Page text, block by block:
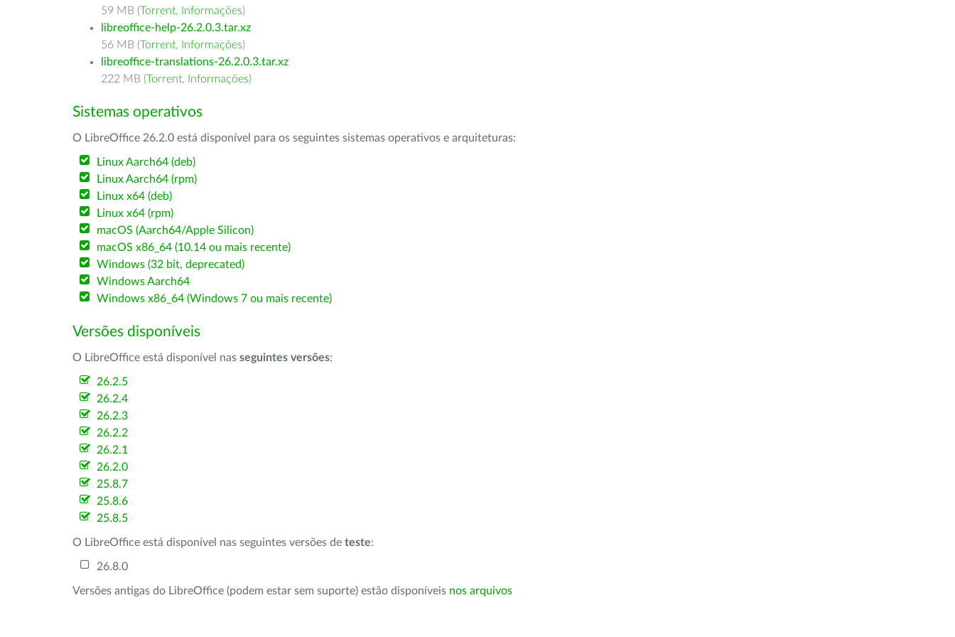
59 MB (Torrent, Informações)
libreoffice-help-26.2.0.3.tar.xz
56 MB (Torrent, Informações)
libreoffice-translations-26.2.0.3.tar.xz
222 MB (Torrent, Informações)
Sistemas operativos
O LibreOffice 26.2.0 está disponível para os seguintes sistemas operativos e arquiteturas:
Linux Aarch64 (deb)
Linux Aarch64 (rpm)
Linux x64 (deb)
Linux x64 (rpm)
macOS (Aarch64/Apple Silicon)
macOS x86_64 (10.14 ou mais recente)
Windows (32 bit, deprecated)
Windows Aarch64
Windows x86_64 (Windows 7 ou mais recente)
Versões disponíveis
O LibreOffice está disponível nas seguintes versões:
26.2.5
26.2.4
26.2.3
26.2.2
26.2.1
26.2.0
25.8.7
25.8.6
25.8.5
O LibreOffice está disponível nas seguintes versões de teste:
26.8.0
Versões antigas do LibreOffice (podem estar sem suporte) estão disponíveis nos arquivos